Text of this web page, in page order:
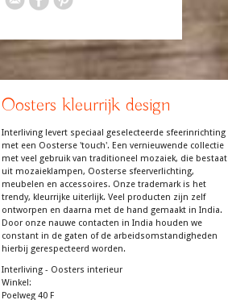
Oosters kleurrijk design
Interliving levert speciaal geselecteerde sfeerinrichting
met een Oosterse 'touch'. Een vernieuwende collectie
met veel gebruik van traditioneel mozaiek, die bestaat
uit mozaieklampen, Oosterse sfeerverlichting,
meubelen en accessoires. Onze trademark is het
trendy, kleurrijke uiterlijk. Veel producten zijn zelf
ontworpen en daarna met de hand gemaakt in India.
Door onze nauwe contacten in India houden we
constant in de gaten of de arbeidsomstandigheden
hierbij gerespecteerd worden.
Interliving - Oosters interieur
Winkel:
Poelweg 40 F